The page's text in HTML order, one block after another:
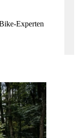
Experten